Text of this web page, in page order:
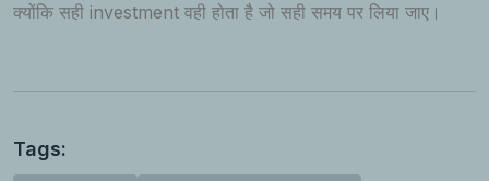
क्योंकि सही investment वही होता है जो सही समय पर लिया जाए।
Tags: